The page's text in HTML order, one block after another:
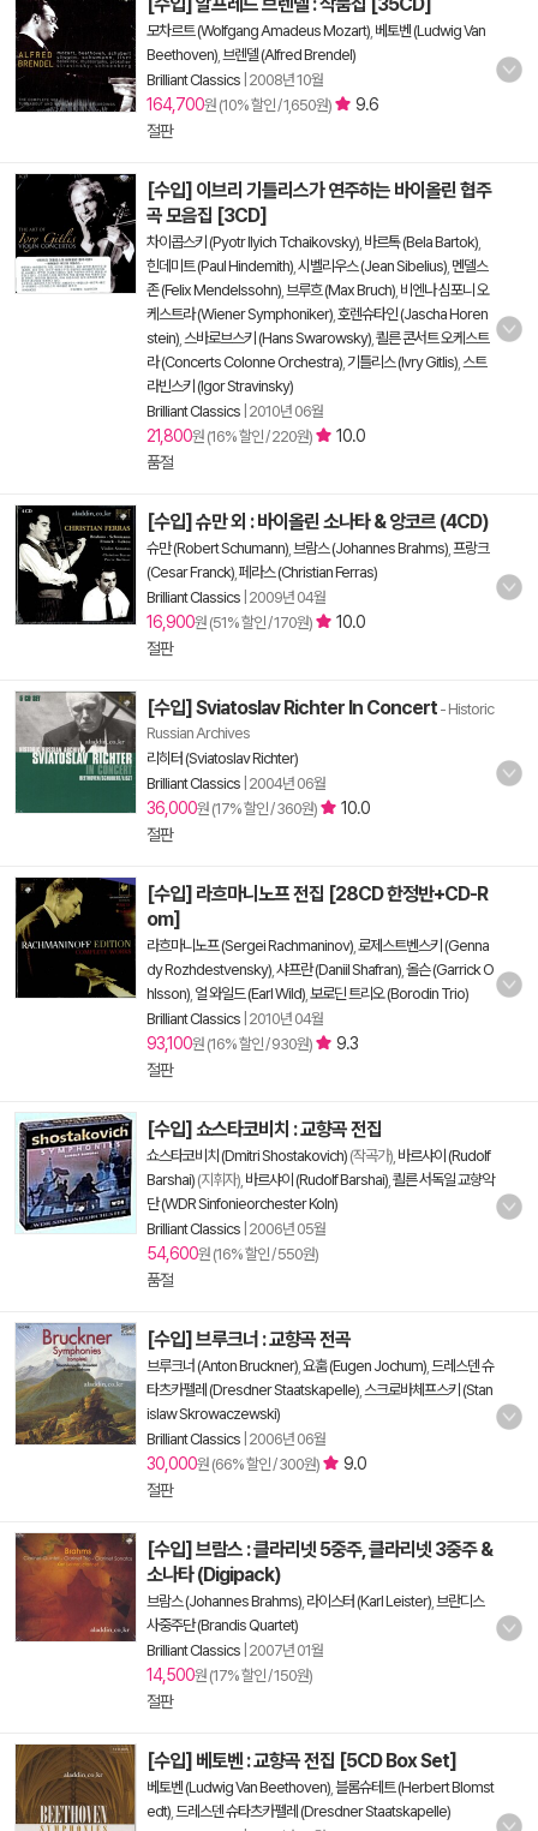
모차르트 (Wolfgang Amadeus Mozart) 베토벤 (Ludwig Van
Beethoven) 브렌델 (Alfred Brendel)
Brilliant Classics 2008년 10월
164,700원 (10% 할인 / 1,650원)
9.6
절판
[수입] 이브리 기틀리스가 연주하는 바이올린 협주
곡 모음집 [3CD]
차이콥스키 (Pyotr Ilyich Tchaikovsky) 바르톡 (Bela Bartok)
힌데미트 (Paul Hindemith) 시벨리우스 (Jean Sibelius) 멘델스
존 (Felix Mendelssohn) 브루흐 (Max Bruch) 비엔나 심포니 오
케스트라 (Wiener Symphoniker) 호렌슈타인 (Jascha Horen
stein) 스바로브스키 (Hans Swarowsky) 쾰른 콘서트 오케스트
라 (Concerts Colonne Orchestra) 기틀리스 (Ivry Gitlis) 스트
라빈스키 (Igor Stravinsky)
Brilliant Classics 2010년 06월
21,800원 (16% 할인 / 220원)
10.0
품절
[수입] 슈만 외 : 바이올린 소나타 & 앙코르 (4CD)
슈만 (Robert Schumann) 브람스 (Johannes Brahms) 프랑크
(Cesar Franck) 페라스 (Christian Ferras)
Brilliant Classics 2009년 04월
16,900원 (51% 할인 / 170원)
10.0
절판
[수입] Sviatoslav Richter In Concert - Historic
Russian Archives
리히터 (Sviatoslav Richter)
Brilliant Classics 2004년 06월
36,000원 (17% 할인 / 360원)
10.0
절판
[수입] 라흐마니노프 전집 [28CD 한정반+CD-R
om]
라흐마니노프 (Sergei Rachmaninov) 로제스트벤스키 (Genna
dy Rozhdestvensky) 샤프란 (Daniil Shafran) 올슨 (Garrick O
hlsson) 얼 와일드 (Earl Wild) 보로딘 트리오 (Borodin Trio)
Brilliant Classics 2010년 04월
93,100원 (16% 할인 / 930원)
9.3
절판
[수입] 쇼스타코비치 : 교향곡 전집
쇼스타코비치 (Dmitri Shostakovich) (작곡가), 바르샤이 (Rudolf
Barshai) (지휘자), 바르샤이 (Rudolf Barshai) 쾰른 서독일 교향악
단 (WDR Sinfonieorchester Koln)
Brilliant Classics 2006년 05월
54,600원 (16% 할인 / 550원)
품절
[수입] 브루크너 : 교향곡 전곡
브루크너 (Anton Bruckner) 요훔 (Eugen Jochum) 드레스덴 슈
타츠카펠레 (Dresdner Staatskapelle) 스크로바체프스키 (Stan
islaw Skrowaczewski)
Brilliant Classics 2006년 06월
30,000원 (66% 할인 / 300원)
9.0
절판
[수입] 브람스 : 클라리넷 5중주, 클라리넷 3중주 &
소나타 (Digipack)
브람스 (Johannes Brahms) 라이스터 (Karl Leister) 브란디스
사중주단 (Brandis Quartet)
Brilliant Classics 2007년 01월
14,500원 (17% 할인 / 150원)
절판
[수입] 베토벤 : 교향곡 전집 [5CD Box Set]
베토벤 (Ludwig Van Beethoven) 블롬슈테트 (Herbert Blomst
edt) 드레스덴 슈타츠카펠레 (Dresdner Staatskapelle)